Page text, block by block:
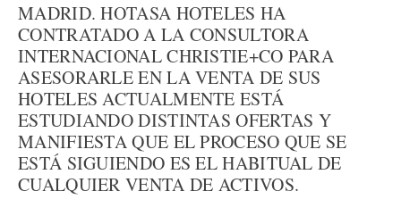
MADRID. HOTASA HOTELES HA
CONTRATADO A LA CONSULTORA
INTERNACIONAL CHRISTIE+CO PARA
ASESORARLE EN LA VENTA DE SUS
HOTELES ACTUALMENTE ESTÁ
ESTUDIANDO DISTINTAS OFERTAS Y
MANIFIESTA QUE EL PROCESO QUE SE
ESTÁ SIGUIENDO ES EL HABITUAL DE
CUALQUIER VENTA DE ACTIVOS.